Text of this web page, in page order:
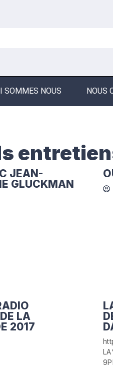
SOMMES NOUS NOUS
JEAN-
GLUCKMAN
LA
2017